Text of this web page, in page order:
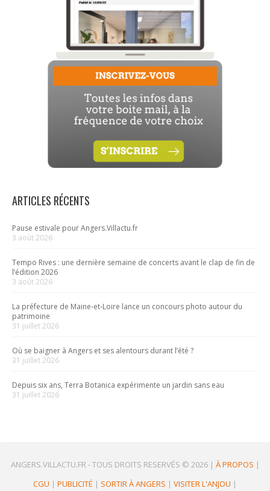
ARTICLES RÉCENTS
Pause estivale pour Angers.Villactu.fr
3 août 2026
Tempo Rives : une dernière semaine de concerts avant le clap de fin de
l’édition 2026
3 août 2026
La préfecture de Maine-et-Loire lance un concours photo autour du
patrimoine
31 juillet 2026
Où se baigner à Angers et ses alentours durant l’été ?
31 juillet 2026
Depuis six ans, Terra Botanica expérimente un jardin sans eau
31 juillet 2026
ANGERS.VILLACTU.FR -TOUS DROITS RESERVÉS © 2026| À PROPOS |
CGU | PUBLICITÉ | SORTIR À ANGERS | VISITER L'ANJOU |